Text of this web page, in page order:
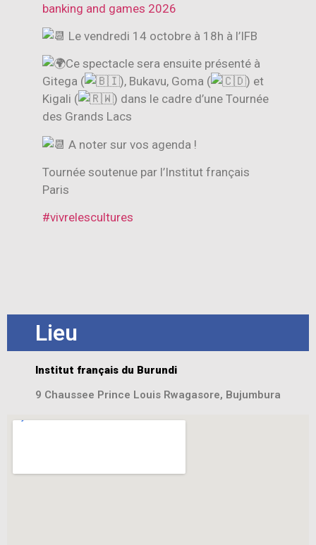
banking and games 2026
Le vendredi 14 octobre à 18h à l’IFB
Ce spectacle sera ensuite présenté à
Gitega (
), Bukavu, Goma (
) et
Kigali (
) dans le cadre d’une Tournée
des Grands Lacs
A noter sur vos agenda !
Tournée soutenue par l’Institut français
Paris
#vivrelescultures
Lieu
Institut français du Burundi
9 Chaussee Prince Louis Rwagasore, Bujumbura